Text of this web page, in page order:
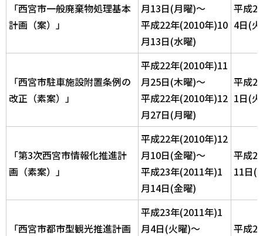
「西宮市一般廃棄物処理基本
計画（案）」
月13日(月曜)～
平成22年(2010年)10
月13日(水曜)
平成
4日(
「西宮市駐車施設附置条例の
改正（素案）」
平成22年(2010年)11
月25日(木曜)～
平成22年(2010年)12
月27日(月曜)
平成
1日(
「第3次西宮市情報化推進計
画（素案）」
平成22年(2010年)12
月10日(金曜)～
平成23年(2011年)1
月14日(金曜)
平成
11日(
「西宮市都市型観光推進計画
平成23年(2011年)1
月4日(火曜)～
平成